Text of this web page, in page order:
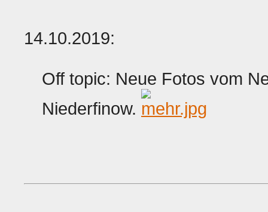
14.10.2019:
Off topic: Neue Fotos vom
Niederfinow.